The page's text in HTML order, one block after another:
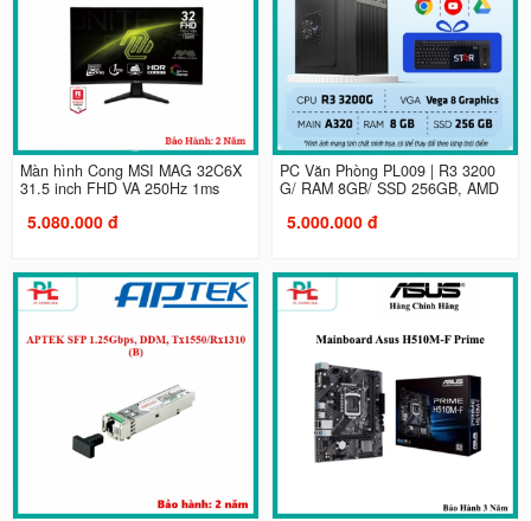
Màn hình Cong MSI MAG 32C6X
31.5 inch FHD VA 250Hz 1ms
5.080.000 đ
PC Văn Phòng PL009 | R3 3200
G/ RAM 8GB/ SSD 256GB, AMD
5.000.000 đ